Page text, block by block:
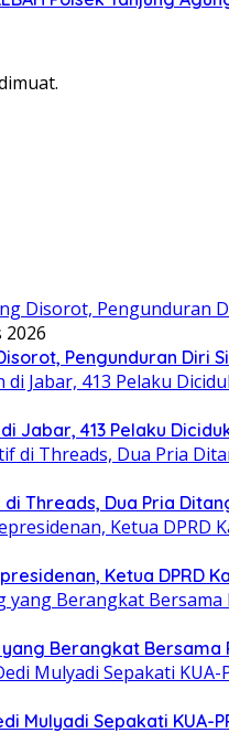
2026
Disorot, Pengunduran
Jabar, 413 Pelaku
Threads, Dua Pria
Ketua DPRD
Berangkat Bersama
Mulyadi Sepakati KUA-